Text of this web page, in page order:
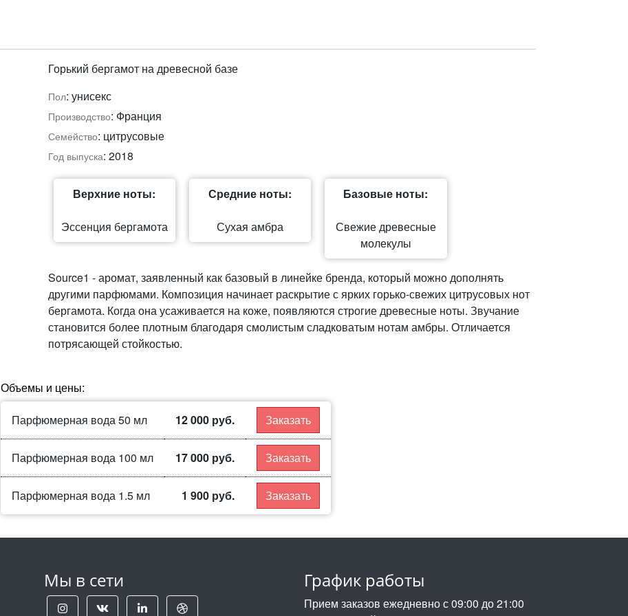
Горький бергамот на древесной базе
Пол: унисекс
Производство: Франция
Семейство: цитрусовые
Год выпуска: 2018
Верхние ноты:
Эссенция бергамота
Средние ноты:
Сухая амбра
Базовые ноты:
Свежие древесные
молекулы
Source1 - аромат, заявленный как базовый в линейке бренда, который можно дополнять
другими парфюмами. Композиция начинает раскрытие с ярких горько-свежих цитрусовых нот
бергамота. Когда она усаживается на коже, появляются строгие древесные ноты. Звучание
становится более плотным благодаря смолистым сладковатым нотам амбры. Отличается
потрясающей стойкостью.
Объемы и цены:
Парфюмерная вода 50 мл 12 000 руб. Заказать
Парфюмерная вода 100 мл 17 000 руб. Заказать
Парфюмерная вода 1.5 мл 1 900 руб. Заказать
Мы в сети График работы
Прием заказов ежедневно с 09:00 до 21:00